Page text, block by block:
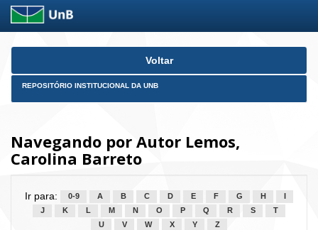
Skip
Voltar
REPOSITÓRIO INSTITUCIONAL DA UNB
Navegando por Autor Lemos,
Carolina Barreto
Ir para: 0-9 A B C D E F G H
J
K L M N O P Q R S
T
U
V W X Y Z